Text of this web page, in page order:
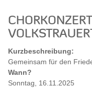
Kurzbeschreibung:
Gemeinsam für den
Wann?
Sonntag, 16.11.2025